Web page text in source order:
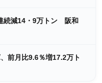
続減14・9万トン 阪和
前月比9.6％増17.2万ト